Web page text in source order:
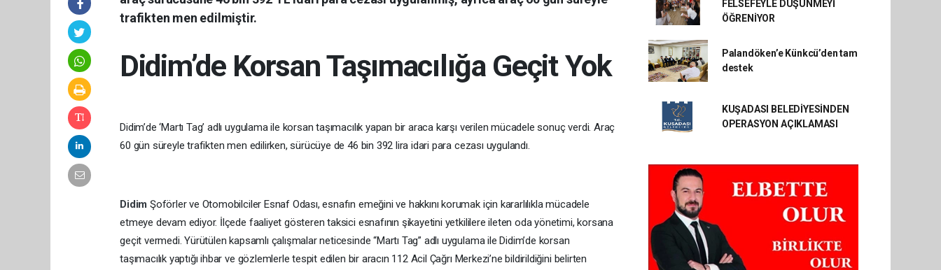
trafikten men edilmiştir.
Didim’de Korsan Taşımacılığa Geçit Yok
Didim’de ‘Martı Tag’ adlı uygulama ile korsan taşımacılık yapan bir araca karşı verilen mücadele sonuç verdi. Araç
60 gün süreyle trafikten men edilirken, sürücüye de 46 bin 392 lira idari para cezası uygulandı.
Didim Şoförler ve Otomobilciler Esnaf Odası, esnafın emeğini ve hakkını korumak için kararlılıkla mücadele
etmeye devam ediyor. İlçede faaliyet gösteren taksici esnafının şikayetini yetkililere ileten oda yönetimi, korsana
geçit vermedi. Yürütülen kapsamlı çalışmalar neticesinde “Martı Tag” adlı uygulama ile Didim’de korsan
taşımacılık yaptığı ihbar ve gözlemlerle tespit edilen bir aracın 112 Acil Çağrı Merkezi’ne bildirildiğini belirten
FELSEFEYLE DÜŞÜNMEYİ
ÖĞRENİYOR
Palandöken’e Künkcü’den tam
destek
KUŞADASI BELEDİYESİNDEN
OPERASYON AÇIKLAMASI